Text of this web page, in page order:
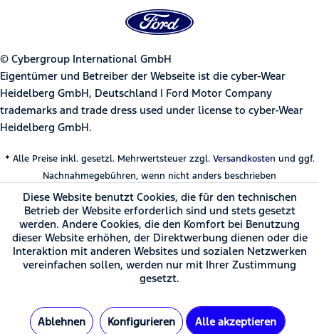
© Cybergroup International GmbH
Eigentümer und Betreiber der Webseite ist die cyber-Wear
Heidelberg GmbH, Deutschland | Ford Motor Company
trademarks and trade dress used under license to cyber-Wear
Heidelberg GmbH.
* Alle Preise inkl. gesetzl. Mehrwertsteuer zzgl. Versandkosten und ggf.
Nachnahmegebühren, wenn nicht anders beschrieben
Diese Website benutzt Cookies, die für den technischen
Betrieb der Website erforderlich sind und stets gesetzt
werden. Andere Cookies, die den Komfort bei Benutzung
dieser Website erhöhen, der Direktwerbung dienen oder die
Interaktion mit anderen Websites und sozialen Netzwerken
vereinfachen sollen, werden nur mit Ihrer Zustimmung
gesetzt.
Ablehnen Konfigurieren Alle akzeptieren